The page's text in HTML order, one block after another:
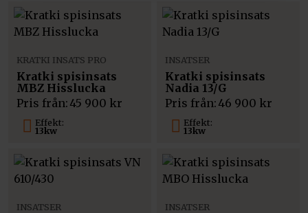
Effekt:
13kw
KRATKI INSATS PRO
Kratki spisinsats
MBZ Hisslucka
Pris från: 45 900 kr
Effekt:
13kw
INSATSER
Kratki spisinsats
Nadia 13/G
Pris från: 46 900 kr
INSATSER INSATSER